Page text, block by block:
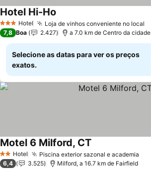
3 EstrelasHotel Loja de vinhos conveniente no local
Hotel Hi-Ho
7,8 Boa 2.427 a 7.0 km de Centro da cidade
Selecione as datas para ver os preços
exatos.
2 Estrelas
Hotel Piscina exterior sazonal e academia
Motel 6 Milford, CT
6,4 3.525 Milford, a 16.7 km de Fairfield